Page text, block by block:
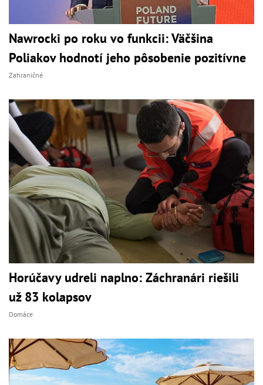
Nawrocki po roku vo funkcii: Väčšina
Poliakov hodnotí jeho pôsobenie pozitívne
Zahraničné
Horúčavy udreli naplno: Záchranári riešili
už 83 kolapsov
Domáce